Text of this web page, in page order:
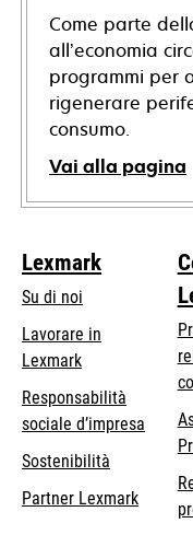
Come parte
all’economia
programmi per
rigenerare
consumo.
Vai alla pagina
Lexmark
Su di noi
Lavorare in
Lexmark
Responsabilità
sociale d’impresa
Sostenibilità
Partner Lexmark